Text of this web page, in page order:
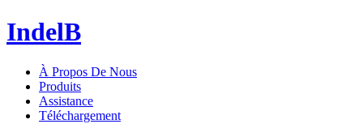
IndelB
À Propos De Nous
Produits
Assistance
Téléchargement